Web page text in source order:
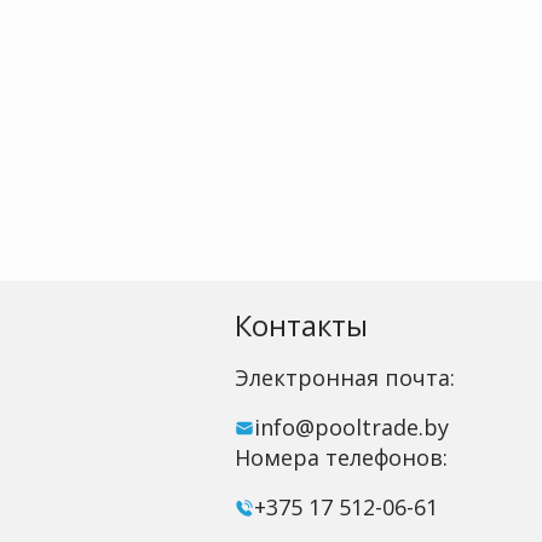
Контакты
Электронная почта:
info@pooltrade.by
Номера телефонов:
+375 17 512-06-61